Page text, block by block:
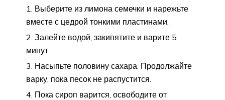
Выберите из лимона семечки и нарежьте
вместе с цедрой тонкими пластинами.
Залейте водой, закипятите и варите 5
минут.
Насыпьте половину сахара. Продолжайте
варку, пока песок не распустится.
Пока сироп варится, освободите от